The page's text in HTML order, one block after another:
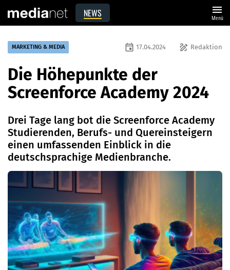
NEWS menu
Menü
MARKETING & MEDIA draw Redaktion
event 17.04.2024
Die Höhepunkte der
Screenforce Academy 2024
Drei Tage lang bot die Screenforce Academy
Studierenden, Berufs- und Quereinsteigern
einen umfassenden Einblick in die
deutschsprachige Medienbranche.